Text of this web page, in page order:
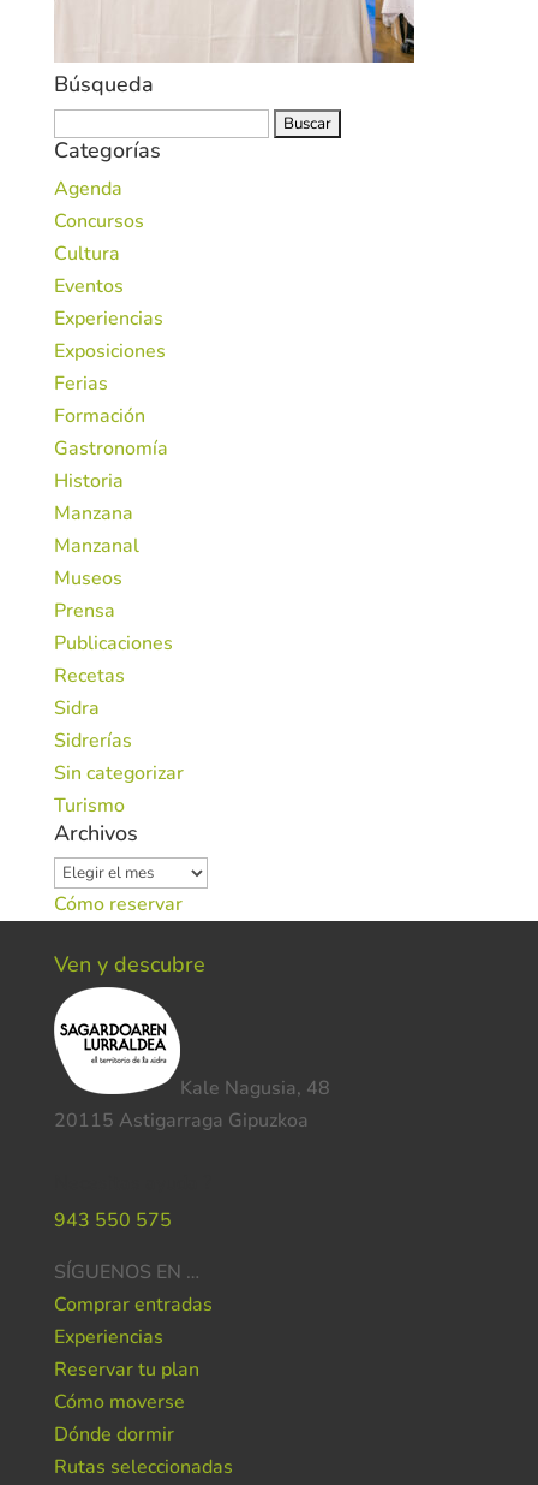
Búsqueda
Categorías
Agenda
Concursos
Cultura
Eventos
Experiencias
Exposiciones
Ferias
Formación
Gastronomía
Historia
Manzana
Manzanal
Museos
Prensa
Publicaciones
Recetas
Sidra
Sidrerías
Sin categorizar
Turismo
Archivos
Archivos
Cómo reservar
Ven y descubre
Kale Nagusia, 48
20115 Astigarraga Gipuzkoa
943 550 575
SÍGUENOS EN …
Comprar entradas
Experiencias
Reservar tu plan
Cómo moverse
Dónde dormir
Rutas seleccionadas